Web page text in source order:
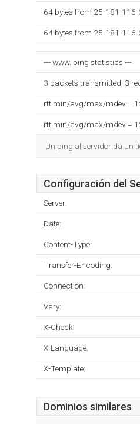
64 bytes from 25-181-
64 bytes from 25-181-
--- www. ping statistics ---
3 packets transmitted, 3
rtt min/avg/max/mdev =
rtt min/avg/max/mdev =
Un ping al servidor da un
Configuración del
Server:
Date:
Content-Type:
Transfer-Encoding:
Connection:
Vary:
X-Check:
X-Language:
X-Template:
Dominios similares